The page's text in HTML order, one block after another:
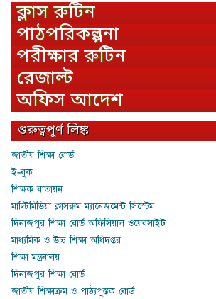
ক্লাস রুটিন
পাঠপরিকল্পনা
পরীক্ষার রুটিন
রেজাল্ট
অফিস আদেশ
গুরুত্বপূর্ণ লিঙ্ক
জাতীয় শিক্ষা বোর্ড
ই-বুক
শিক্ষক বাতায়ন
মাল্টিমিডিয়া ক্লাসরুম ম্যানেজমেন্ট সিস্টেম
দিনাজপুর শিক্ষা বোর্ড অফিসিয়াল ওয়েবসাইট
মাধ্যমিক ও উচ্চ শিক্ষা অধিদপ্তর
শিক্ষা মন্ত্রনালয়
দিনাজপুর শিক্ষা বোর্ড
জাতীয় শিক্ষাক্রম ও পাঠ্যপুস্তক বোর্ড